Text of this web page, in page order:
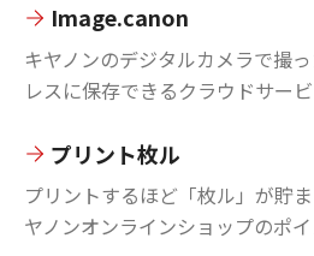
Image.canon
キヤノンのデジタルカメラで撮
レスに保存できるクラウドサービ
プリント枚ル
プリントするほど「枚ル」が貯
ヤノンオンラインショップのポイ